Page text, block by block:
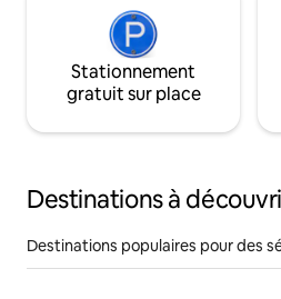
Stationnement
gratuit sur place
Destinations à
Destinations populaires pour des